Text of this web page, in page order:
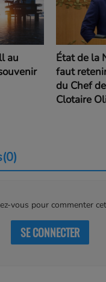
au
État de la
faut
du Chef
Clotaire
vous pour commenter
SE CONNECTER